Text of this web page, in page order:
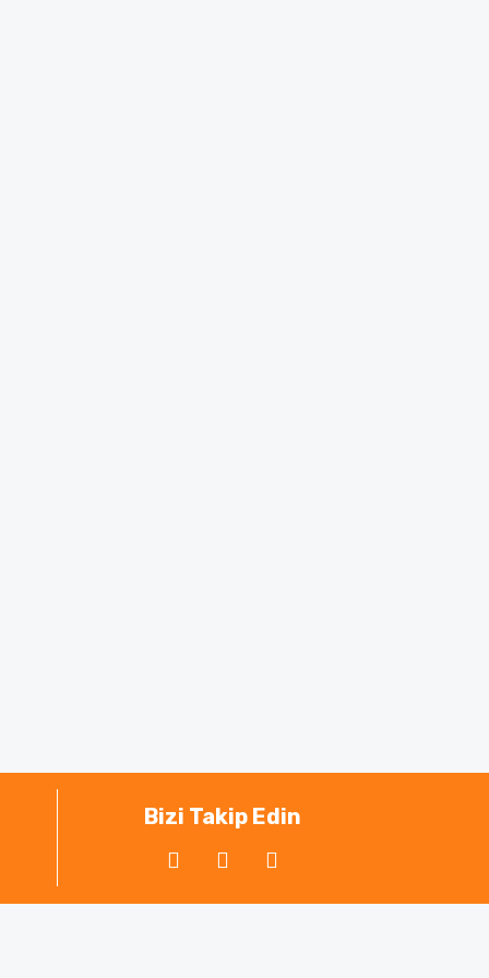
Bizi Takip Edin